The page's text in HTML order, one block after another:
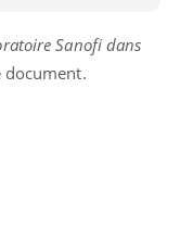
Sanofi dans
document.